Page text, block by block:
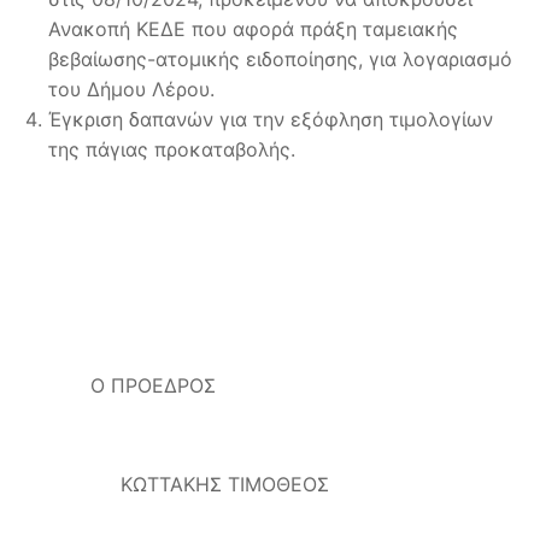
Ανακοπή ΚΕΔΕ που αφορά πράξη ταμειακής
βεβαίωσης-ατομικής ειδοποίησης, για λογαριασμό
του Δήμου Λέρου.
Έγκριση δαπανών για την εξόφληση τιμολογίων
της πάγιας προκαταβολής.
Ο ΠΡΟΕΔΡΟΣ
ΚΩΤΤΑΚΗΣ ΤΙΜΟΘΕΟΣ